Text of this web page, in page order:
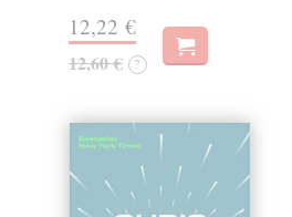
12,22 €
12,60 € ?